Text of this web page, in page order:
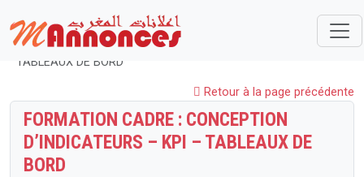
Maroc EMPLOI
Formations
FORMATION CADRE : CONCEPTION D’INDICATEURS – KPI –
TABLEAUX DE BORD
Retour à la page précédente
FORMATION CADRE : CONCEPTION
D’INDICATEURS – KPI – TABLEAUX DE
BORD